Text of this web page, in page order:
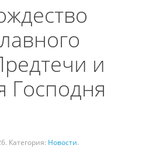
и
Господня
. Категория: Новости.